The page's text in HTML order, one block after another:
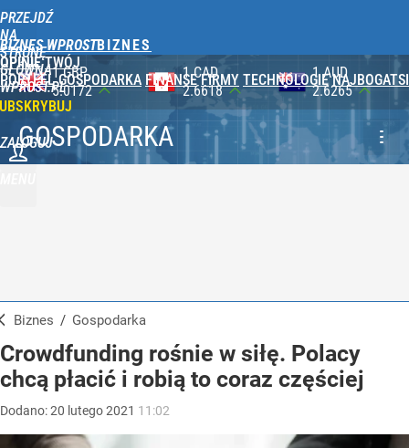
PRZEJDŹ
NA
STRONĘ
GŁÓWNĄ
WPROST.PL
BIZNES WPROST
OPINIE TWÓJ
PORTFEL GOSPODARKA FINANSE FIRMY TECHNOLOGIE NAJBOGATSI
ZALOGUJ
1 CAD
2.6618
1 AUD
2.6265
100 JPY
2.3565
GOSPODARKA
Biznes / Gospodarka
Crowdfunding rośnie w siłę. Polacy
chcą płacić i robią to coraz częściej
Dodano:20 lutego2021 11:02